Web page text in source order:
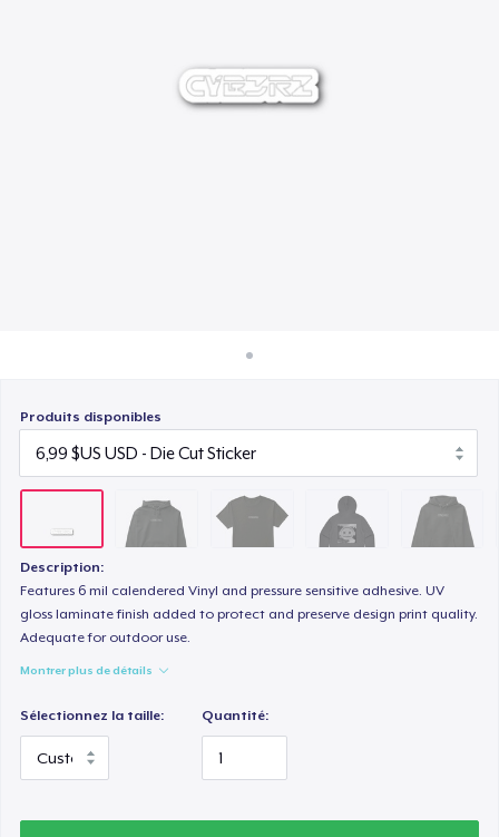
Vendre n'importe quoi
Produits disponibles
Description:
Features 6 mil calendered Vinyl and pressure sensitive adhesive. UV
gloss laminate finish added to protect and preserve design print quality.
Adequate for outdoor use.
Montrer plus de détails
Sélectionnez la taille: Quantité:
AS Colour Stencil Hoodie